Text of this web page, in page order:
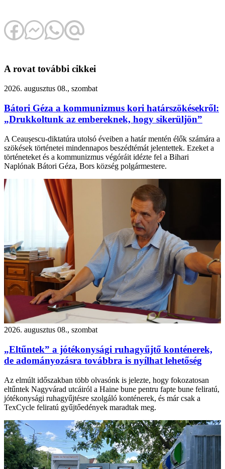
A rovat további cikkei
2026. augusztus 08., szombat
Bátori Géza a kommunizmus kori határszökésekről:
„Drukkoltunk az embereknek, hogy sikerüljön”
A Ceaușescu-diktatúra utolsó éveiben a határ mentén élők számára a
szökések történetei mindennapos beszédtémát jelentettek. Ezeket a
történeteket és a kommunizmus végóráit idézte fel a Bihari
Naplónak Bátori Géza, Bors község polgármestere.
2026. augusztus 08., szombat
„Eltűntek” a jótékonysági ruhagyűjtő konténerek,
de adományozásra továbbra is nyílhat lehetőség
Az elmúlt időszakban több olvasónk is jelezte, hogy fokozatosan
eltűntek Nagyvárad utcáiról a Haine bune pentru fapte bune feliratú,
jótékonysági ruhagyűjtésre szolgáló konténerek, és már csak a
TexCycle feliratú gyűjtőedények maradtak meg.